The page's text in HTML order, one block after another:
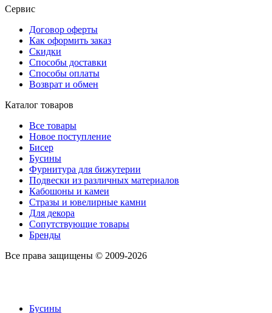
Сервис
Договор оферты
Как оформить заказ
Скидки
Способы доставки
Способы оплаты
Возврат и обмен
Каталог товаров
Все товары
Новое поступление
Бисер
Бусины
Фурнитура для бижутерии
Подвески из различных материалов
Кабошоны и камеи
Стразы и ювелирные камни
Для декора
Сопутствующие товары
Бренды
Все права защищены © 2009-2026
Бусины